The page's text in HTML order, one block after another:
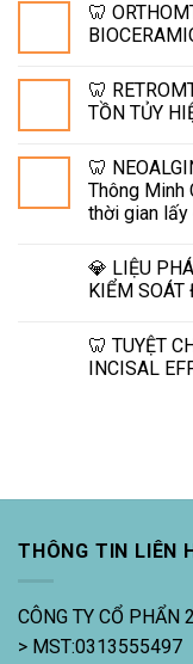
🦷
🦷
TỒN TỦY
🦷
Thông Minh
thời gian lấy
💎 LIỆU
KIỂM SOÁT
🦷 TUYỆT
INCISAL
THÔNG TIN LIÊN
CÔNG TY CỔ PHẨN
> MST:0313555497